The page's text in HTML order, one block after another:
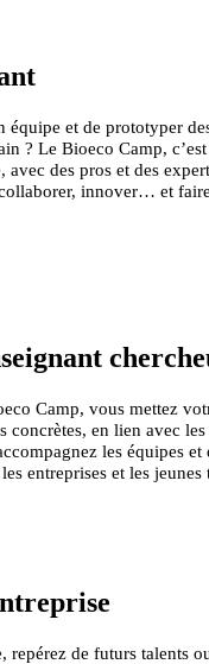
équipe et de prototyper
? Le Bioeco Camp,
avec des pros et des
innover… et
Camp, vous mettez
concrètes, en lien avec
les équipes et
entreprises et les jeunes
repérez de futurs talents